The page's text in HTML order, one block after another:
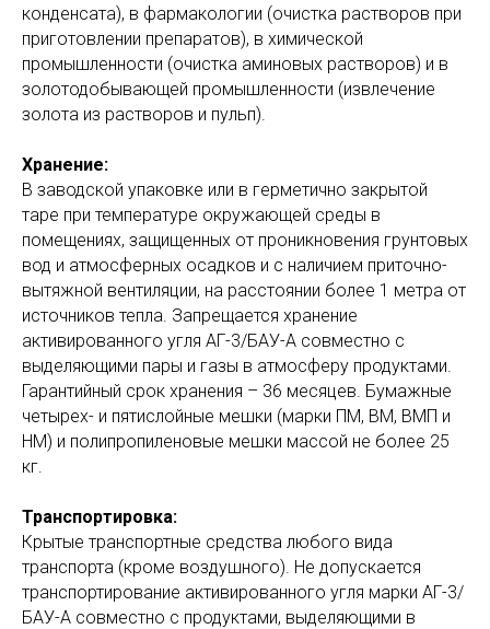
конденсата), в фармакологии (очистка растворов при
приготовлении препаратов), в химической
промышленности (очистка аминовых растворов) и в
золотодобывающей промышленности (извлечение
золота из растворов и пульп).
Хранение:
В заводской упаковке или в герметично закрытой
таре при температуре окружающей среды в
помещениях, защищенных от проникновения грунтовых
вод и атмосферных осадков и с наличием приточно-
вытяжной вентиляции, на расстоянии более 1 метра от
источников тепла. Запрещается хранение
активированного угля АГ-3/БАУ-А совместно с
выделяющими пары и газы в атмосферу продуктами.
Гарантийный срок хранения – 36 месяцев. Бумажные
четырех- и пятислойные мешки (марки ПМ, ВМ, ВМП и
НМ) и полипропиленовые мешки массой не более 25
кг.
Транспортировка:
Крытые транспортные средства любого вида
транспорта (кроме воздушного). Не допускается
транспортирование активированного угля марки АГ-3/
БАУ-А совместно с продуктами, выделяющими в